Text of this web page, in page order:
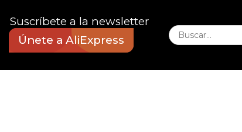
Suscríbete a la newsletter
Únete a AliExpress